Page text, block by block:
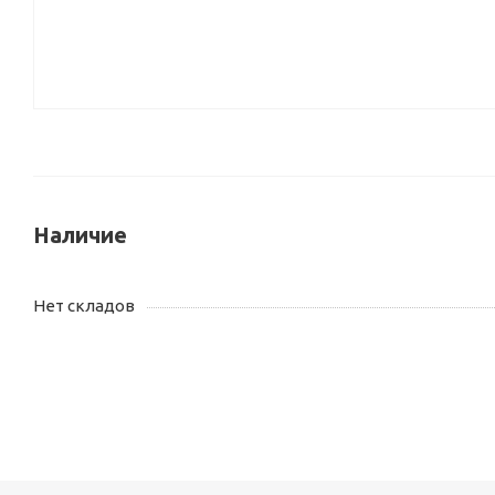
Наличие
Нет складов